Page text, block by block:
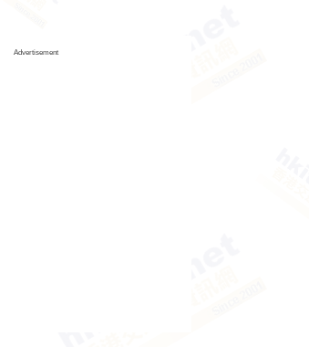
Advertisement